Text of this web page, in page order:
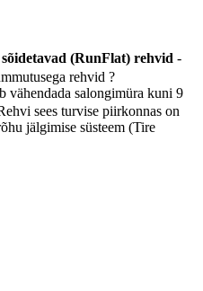
(RunFlat) rehvid -
rehvid ?
vähendada salongimüra kuni 9
sees turvise piirkonnas on
jälgimise süsteem (Tire